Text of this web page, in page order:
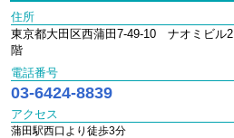
住所
東京都大田区西蒲田7-49-10 ナオミビル2
階
電話番号
03-6424-8839
アクセス
蒲田駅西口より徒歩3分